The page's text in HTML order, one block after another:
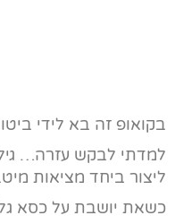
בקואופ זה בא לידי
למדתי לבקש עזרה…
ליצור ביחד מציאות
כשאת יושבת על כסא